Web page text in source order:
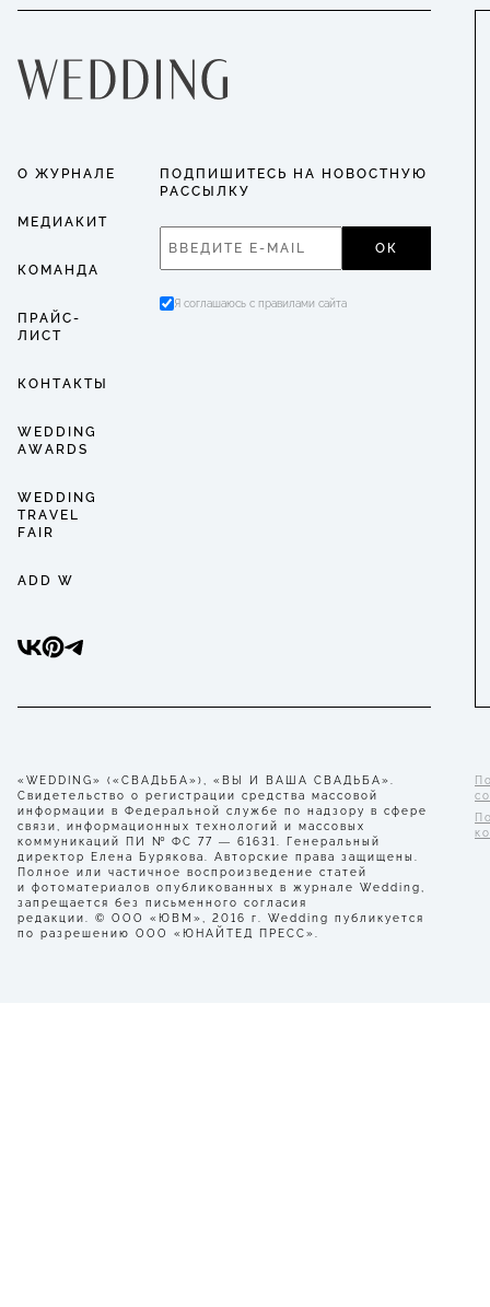
О ЖУРНАЛЕ
МЕДИАКИТ
КОМАНДА
ПРАЙС-
ЛИСТ
КОНТАКТЫ
WEDDING
AWARDS
WEDDING
TRAVEL
FAIR
ADD W
ПОДПИШИТЕСЬ НА НОВОСТНУЮ
РАССЫЛКУ
ОК
Я соглашаюсь с правилами сайта
«WEDDING» («СВАДЬБА»), «ВЫ И ВАША СВАДЬБА».
Свидетельство о регистрации средства массовой
информации в Федеральной службе по надзору в сфере
связи, информационных технологий и массовых
коммуникаций ПИ № ФС 77 — 61631. Генеральный
директор Елена Бурякова. Авторские права защищены.
Полное или частичное воспроизведение статей
и фотоматериалов опубликованных в журнале Wedding,
запрещается без письменного согласия
редакции. © ООО «ЮВМ», 2016 г. Wedding публикуется
по разрешению ООО «ЮНАЙТЕД ПРЕСС».